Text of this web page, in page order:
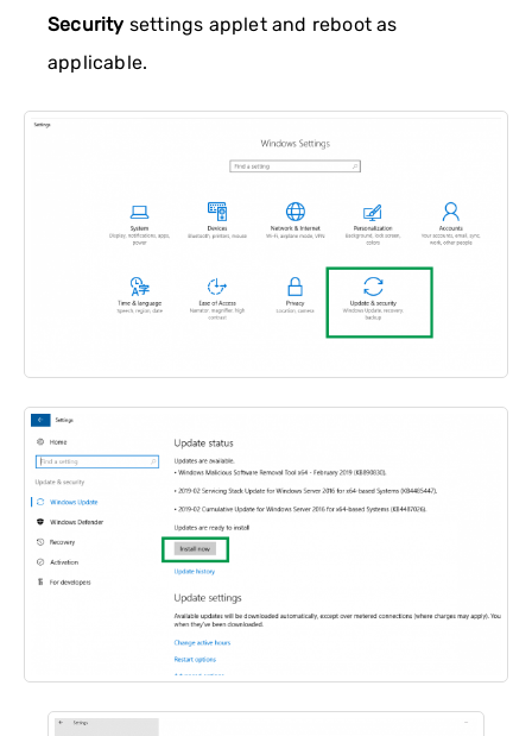
Security settings applet and reboot as
applicable.